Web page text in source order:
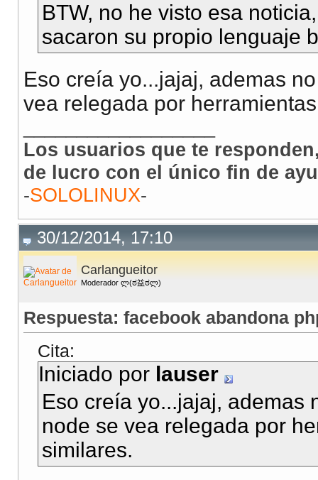
BTW, no he visto esa
sacaron su propio lenguaje
Eso creía yo...jajaj, ademas
vea relegada por
Los usuarios que te
de lucro con el único fin de
-SOLOLINUX-
30/12/2014, 17:10
Carlangueitor
Moderador ლ(ಠ益ಠლ)
Respuesta: facebook abandona
Cita:
Iniciado por lauser
Eso creía yo...jajaj, ademas
node se vea relegada por
similares.